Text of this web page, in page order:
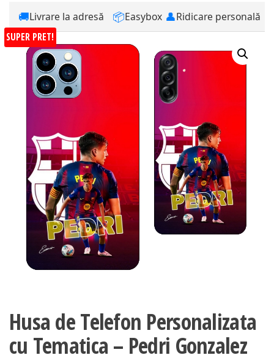
🚚Livrare la adresă 📦Easybox 👤Ridicare personală
SUPER PRET!
Husa de Telefon Personalizata
cu Tematica – Pedri Gonzalez